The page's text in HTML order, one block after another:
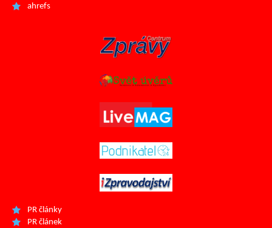
ahrefs
PR články
PR článek